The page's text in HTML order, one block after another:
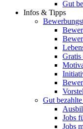
Gut
Infos & Tipps
Gratis
Gut
Jobs
Jobs